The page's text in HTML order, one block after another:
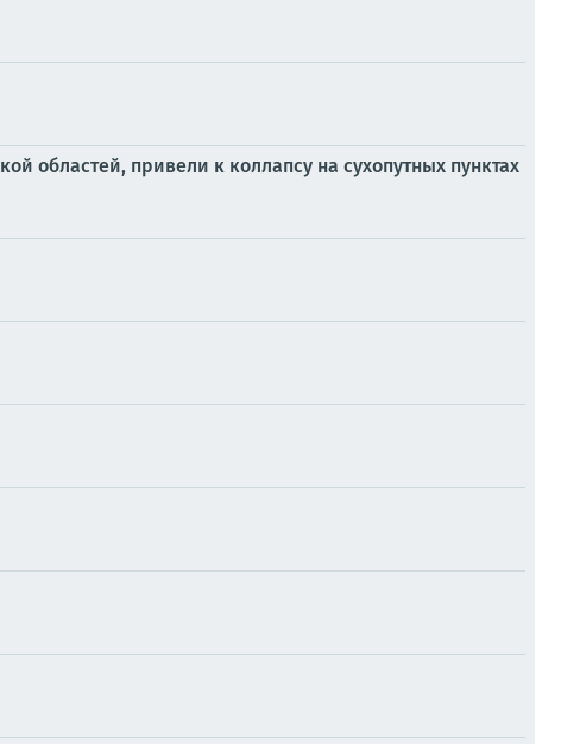
областей, привели к коллапсу на сухопутных пунктах